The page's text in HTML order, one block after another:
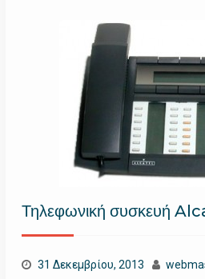
Τηλεφωνική συσκευή
31 Δεκεμβρίου, 2013